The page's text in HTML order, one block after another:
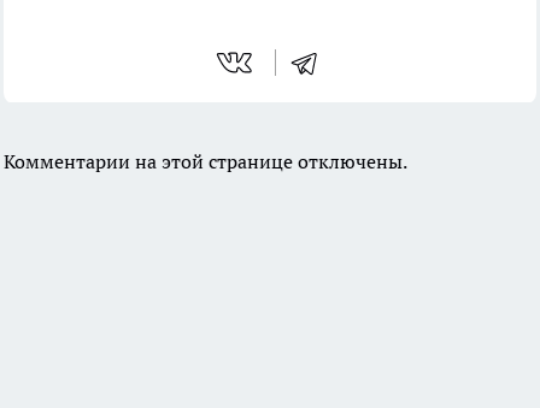
Комментарии на этой странице отключены.